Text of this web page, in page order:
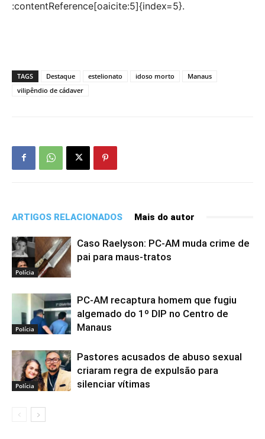
:contentReference[oaicite:5]{index=5}.
TAGS Destaque estelionato idoso morto
Manaus
vilipêndio de cádaver
ARTIGOS RELACIONADOS Mais do autor
Polícia
Caso Raelyson: PC-AM muda crime de
pai para maus-tratos
Polícia
PC-AM recaptura homem que fugiu
algemado do 1º DIP no Centro de
Manaus
Polícia
Pastores acusados de abuso sexual
criaram regra de expulsão para
silenciar vítimas